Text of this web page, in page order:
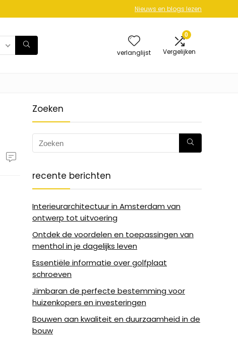
Nieuws en blogs lezen
verlanglijst
0
Vergelijken
Zoeken
recente berichten
Interieurarchitectuur in Amsterdam van
ontwerp tot uitvoering
Ontdek de voordelen en toepassingen van
menthol in je dagelijks leven
Essentiële informatie over golfplaat
schroeven
Jimbaran de perfecte bestemming voor
huizenkopers en investeringen
Bouwen aan kwaliteit en duurzaamheid in de
bouw